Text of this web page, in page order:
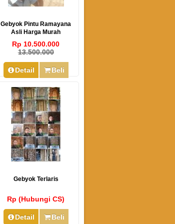
Gebyok Pintu Ramayana
Asli Harga Murah
Rp 10.500.000
13.500.000
Detail Beli
Gebyok Terlaris
Rp (Hubungi CS)
Detail Beli